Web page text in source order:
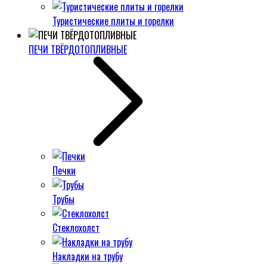
Туристические плиты и горелки
ПЕЧИ ТВЁРДОТОПЛИВНЫЕ
Печки
Трубы
Стеклохолст
Накладки на трубу